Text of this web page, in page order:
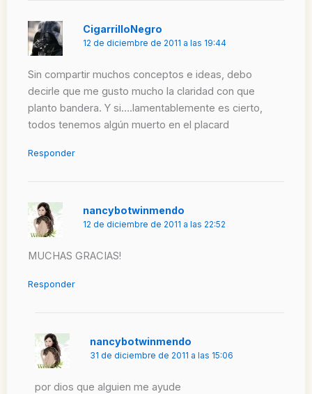
CigarrilloNegro
12 de diciembre de 2011 a las 19:44
Sin compartir muchos conceptos e ideas, debo
decirle que me gusto mucho la claridad con que
planto bandera. Y si….lamentablemente es cierto,
todos tenemos algún muerto en el placard
Responder
nancybotwinmendo
12 de diciembre de 2011 a las 22:52
MUCHAS GRACIAS!
Responder
nancybotwinmendo
31 de diciembre de 2011 a las 15:06
por dios que alguien me ayude